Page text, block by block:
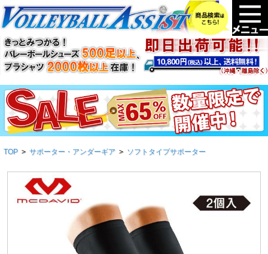
TOP > サポーター・アンダーギア > ソフトタイプサポーター